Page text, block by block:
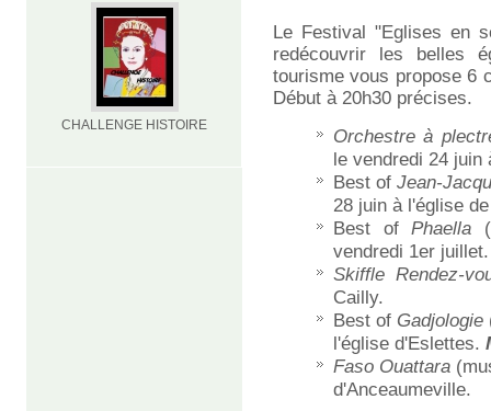
CHALLENGE HISTOIRE
Le Festival "Eglises en
redécouvrir les belles
tourisme vous propose 6
Début à 20h30 précises.
Orchestre à
le vendredi 24 juin
Best of Jean-
28 juin à l'église
Best ofPhaella
vendredi 1er juillet.
Skiffle Rendez-
Cailly.
Best of Gadjologie
l'église d'Eslettes.
Faso Ouattara
d'Anceaumeville.